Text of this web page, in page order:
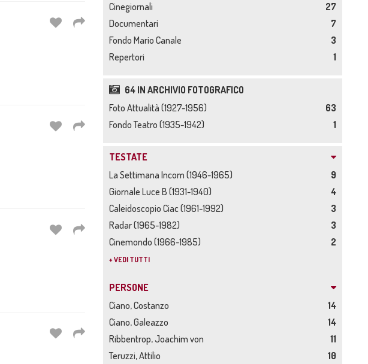
Cinegiornali
27
Documentari
7
Fondo Mario Canale
3
Repertori
1
64 IN ARCHIVIO FOTOGRAFICO
Foto Attualità (1927-1956)
63
Fondo Teatro (1935-1942)
1
TESTATE
La Settimana Incom (1946-1965)
9
Giornale Luce B (1931-1940)
4
Caleidoscopio Ciac (1961-1992)
3
Radar (1965-1982)
3
Cinemondo (1966-1985)
2
+ VEDI TUTTI
PERSONE
Ciano, Costanzo
14
Ciano, Galeazzo
14
Ribbentrop, Joachim von
11
Teruzzi, Attilio
10